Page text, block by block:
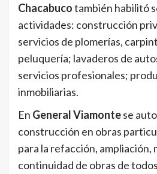
Chacabucotambién habilitó
actividades: construcción
servicios de plomerías,
peluquería; lavaderos de
servicios profesionales;
inmobiliarias.
En General Viamontese
construcción en obras
para la refacción,
continuidad de obras de